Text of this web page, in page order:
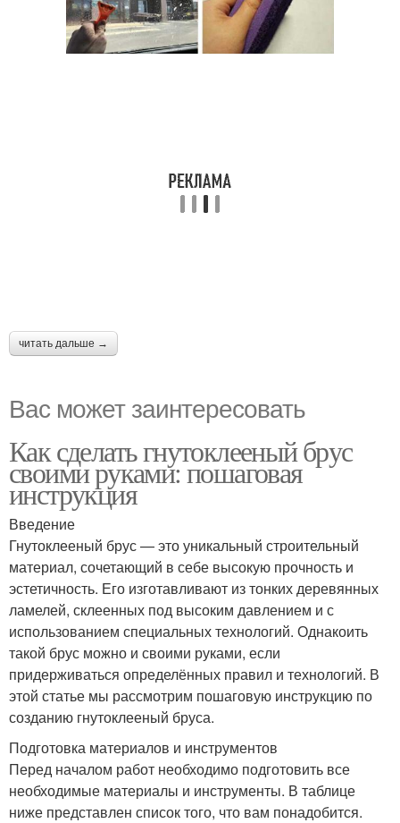
читать дальше →
Вас может заинтересовать
Как сделать гнутоклееный брус
своими руками: пошаговая
инструкция
Введение
Гнутоклееный брус — это уникальный строительный
материал, сочетающий в себе высокую прочность и
эстетичность. Его изготавливают из тонких деревянных
ламелей, склеенных под высоким давлением и с
использованием специальных технологий. Однакоить
такой брус можно и своими руками, если
придерживаться определённых правил и технологий. В
этой статье мы рассмотрим пошаговую инструкцию по
созданию гнутоклееный бруса.
Подготовка материалов и инструментов
Перед началом работ необходимо подготовить все
необходимые материалы и инструменты. В таблице
ниже представлен список того, что вам понадобится.